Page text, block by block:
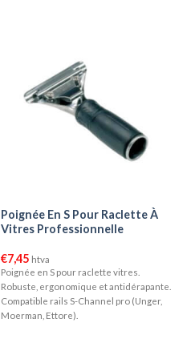
Poignée En S Pour Raclette À
Vitres Professionnelle
€7,45 htva
Poignée en S pour raclette vitres.
Robuste, ergonomique et antidérapante.
Compatible rails S-Channel pro (Unger,
Moerman, Ettore).